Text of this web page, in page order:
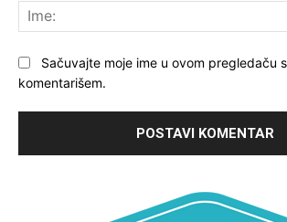
Sačuvajte moje ime u ovom pregledaču
komentarišem.